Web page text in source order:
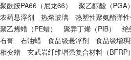
聚酰胺PA66（尼龙66）
聚乙醇酸（PGA）
农药悬浮剂
热熔玻璃 热塑性聚氨酯弹性
聚乙烯蜡（PE蜡）
聚异丁烯（PIB） 绝
石膏
石油蜡 食品级悬浮剂 食品级增
相变蜡
玄武岩纤维增强复合材料（BFRP）